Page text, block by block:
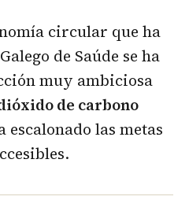
circular que ha
de Saúde se ha
muy ambiciosa
de carbono
escalonado las metas